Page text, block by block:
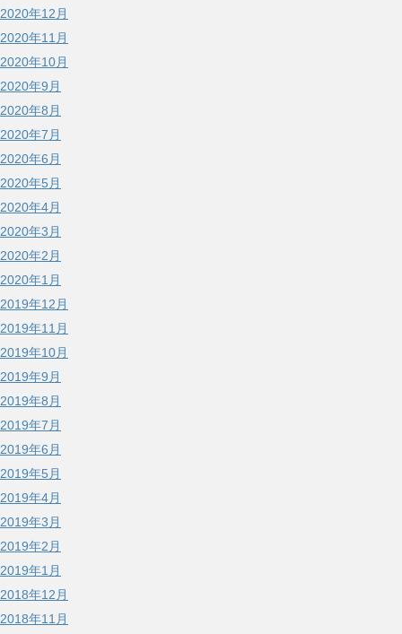
2020年12月
2020年11月
2020年10月
2020年9月
2020年8月
2020年7月
2020年6月
2020年5月
2020年4月
2020年3月
2020年2月
2020年1月
2019年12月
2019年11月
2019年10月
2019年9月
2019年8月
2019年7月
2019年6月
2019年5月
2019年4月
2019年3月
2019年2月
2019年1月
2018年12月
2018年11月